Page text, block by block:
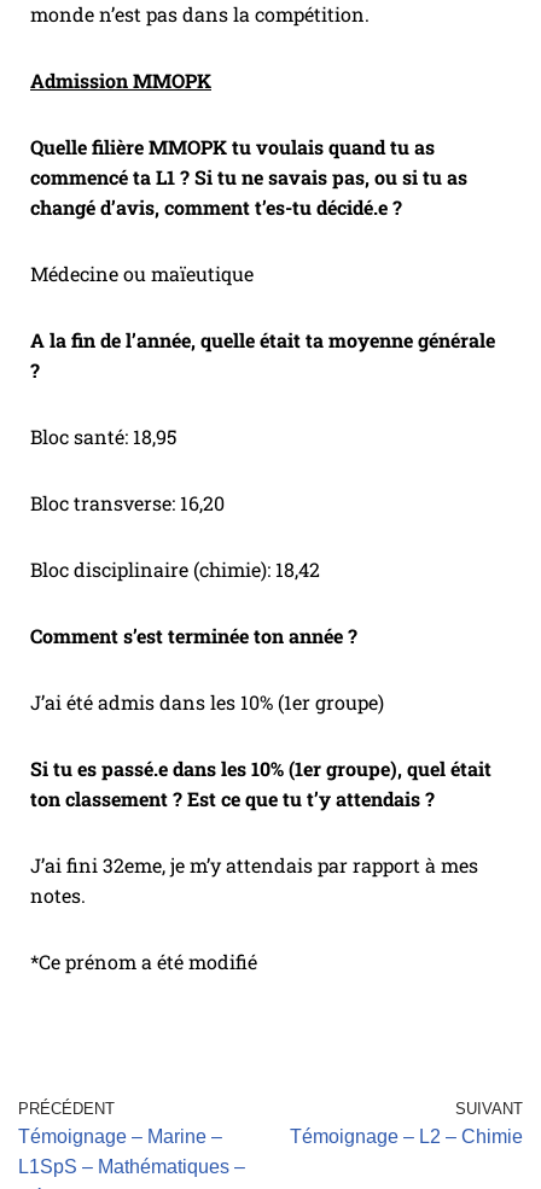
monde n’est pas dans la compétition.
Admission MMOPK
Quelle filière MMOPK tu voulais quand tu as
commencé ta L1 ? Si tu ne savais pas, ou si tu as
changé d’avis, comment t’es-tu décidé.e ?
Médecine ou maïeutique
A la fin de l’année, quelle était ta moyenne générale
?
Bloc santé: 18,95
Bloc transverse: 16,20
Bloc disciplinaire (chimie): 18,42
Comment s’est terminée ton année ?
J’ai été admis dans les 10% (1er groupe)
Si tu es passé.e dans les 10% (1er groupe), quel était
ton classement ? Est ce que tu t’y attendais ?
J’ai fini 32eme, je m’y attendais par rapport à mes
notes.
*Ce prénom a été modifié
PRÉCÉDENT
Témoignage – Marine –
L1SpS – Mathématiques –
SUIVANT
Témoignage – L2 – Chimie